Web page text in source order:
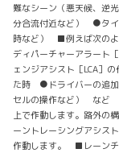
難なシーン（悪天候、逆
分合流付近など） ●タイ
時など） ■例えば次のよ
ディパーチャーアラート
ェンジアシスト［LCA］
た時 ●ドライバーの追加
セルの操作など） など
上で作動します。路外の
ーントレーシングアシス
作動します。 ■レーンチ